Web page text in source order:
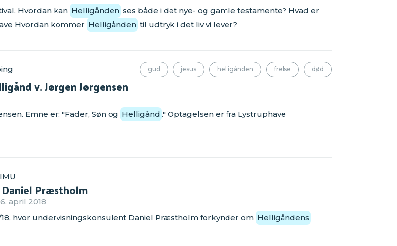
Hvordan kan Helligånden ses både i det nye- og gamle testamente? Hvad er
Hvordan kommer Helligånden til udtryk i det liv vi lever?
gud jesus helligånden frelse død
v. Jørgen Jørgensen
Emne er: "Fader, Søn og Helligånd ." Optagelsen er fra Lystruphave
Præstholm
april 2018
18, hvor undervisningskonsulent Daniel Præstholm forkynder om Helligåndens